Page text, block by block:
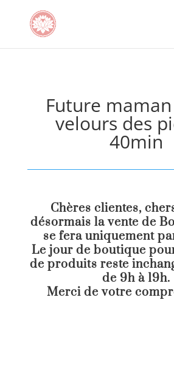
Future maman
velours des
40min
Chères clientes,
désormais la vente de
se fera uniquement
Le jour de boutique
de produits reste
de 9h à 19h.
Merci de votre